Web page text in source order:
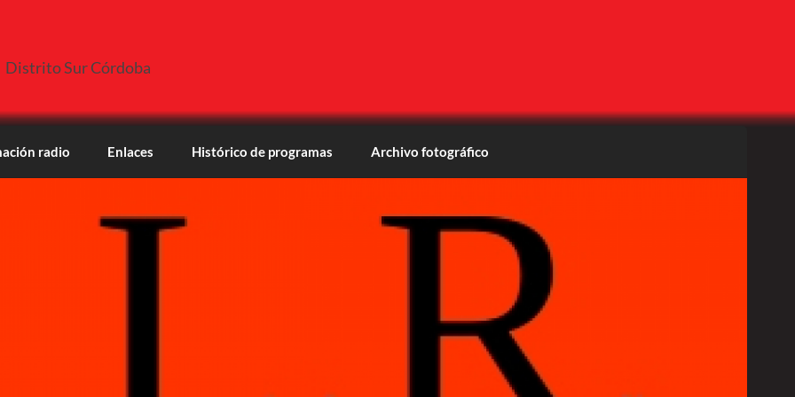
Distrito Sur Córdoba
radio Enlaces Histórico de programas Archivo fotográfico